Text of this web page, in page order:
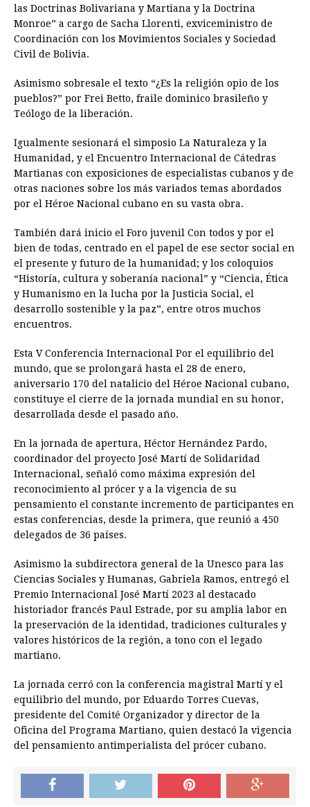
las Doctrinas Bolivariana y Martiana y la Doctrina
Monroe” a cargo de Sacha Llorenti, exviceministro de
Coordinación con los Movimientos Sociales y Sociedad
Civil de Bolivia.
Asimismo sobresale el texto “¿Es la religión opio de los
pueblos?” por Frei Betto, fraile dominico brasileño y
Teólogo de la liberación.
Igualmente sesionará el simposio La Naturaleza y la
Humanidad, y el Encuentro Internacional de Cátedras
Martianas con exposiciones de especialistas cubanos y de
otras naciones sobre los más variados temas abordados
por el Héroe Nacional cubano en su vasta obra.
También dará inicio el Foro juvenil Con todos y por el
bien de todas, centrado en el papel de ese sector social en
el presente y futuro de la humanidad; y los coloquios
“Historía, cultura y soberanía nacional” y “Ciencia, Ética
y Humanismo en la lucha por la Justicia Social, el
desarrollo sostenible y la paz”, entre otros muchos
encuentros.
Esta V Conferencia Internacional Por el equilibrio del
mundo, que se prolongará hasta el 28 de enero,
aniversario 170 del natalicio del Héroe Nacional cubano,
constituye el cierre de la jornada mundial en su honor,
desarrollada desde el pasado año.
En la jornada de apertura, Héctor Hernández Pardo,
coordinador del proyecto José Martí de Solidaridad
Internacional, señaló como máxima expresión del
reconocimiento al prócer y a la vigencia de su
pensamiento el constante incremento de participantes en
estas conferencias, desde la primera, que reunió a 450
delegados de 36 países.
Asimismo la subdirectora general de la Unesco para las
Ciencias Sociales y Humanas, Gabriela Ramos, entregó el
Premio Internacional José Martí 2023 al destacado
historiador francés Paul Estrade, por su amplia labor en
la preservación de la identidad, tradiciones culturales y
valores históricos de la región, a tono con el legado
martiano.
La jornada cerró con la conferencia magistral Martí y el
equilibrio del mundo, por Eduardo Torres Cuevas,
presidente del Comité Organizador y director de la
Oficina del Programa Martiano, quien destacó la vigencia
del pensamiento antimperialista del prócer cubano.